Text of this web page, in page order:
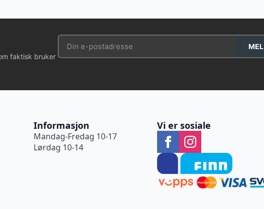
faktisk bruker
Informasjon
Mandag-Fredag 10-17
Lørdag 10-14
Vi er sosiale